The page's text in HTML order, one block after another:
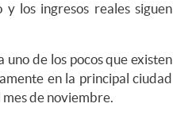
y los ingresos reales siguen
de los pocos que existen
en la principal ciudad
de noviembre.